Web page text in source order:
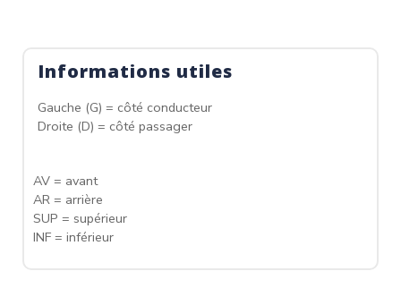
Informations utiles
Gauche (G) = côté conducteur
Droite (D) = côté passager
AV = avant
AR = arrière
SUP = supérieur
INF = inférieur